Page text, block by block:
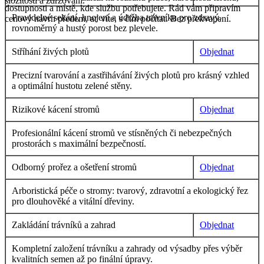
dostupnosti a místě, kde službu potřebujete. Rád vám připravím
cenový návrh předem, ať víte, s čím počítat. Bez překvapení.
Pravidelné sekání, hnojení a údržba trávníku pro zdravý,
rovnoměrný a hustý porost bez plevele.
Stříhání živých plotů Objednat
Precizní tvarování a zastřihávání živých plotů pro krásný vzhled
a optimální hustotu zelené stěny.
Rizikové kácení stromů Objednat
Profesionální kácení stromů ve stísněných či nebezpečných
prostorách s maximální bezpečností.
Odborný prořez a ošetření stromů Objednat
Arboristická péče o stromy: tvarový, zdravotní a ekologický řez
pro dlouhověké a vitální dřeviny.
Zakládání trávníků a zahrad Objednat
Kompletní založení trávníku a zahrady od výsadby přes výběr
kvalitních semen až po finální úpravy.